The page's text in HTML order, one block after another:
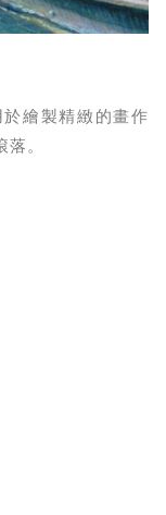
繪製精緻的畫作
。